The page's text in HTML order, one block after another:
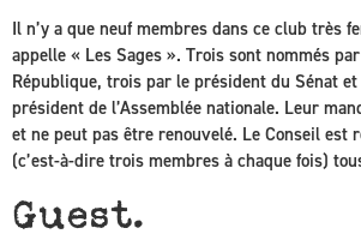
Il n’y a que neuf membres dans ce club très
appelle « Les Sages ». Trois sont nommés
République, trois par le président du Sénat
président de l’Assemblée nationale. Leur
et ne peut pas être renouvelé. Le Conseil est
(c’est-à-dire trois membres à chaque fois)
Guest.